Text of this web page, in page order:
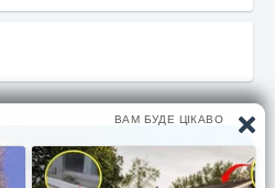
Вiдгуки та враження вiд пiснi (0)